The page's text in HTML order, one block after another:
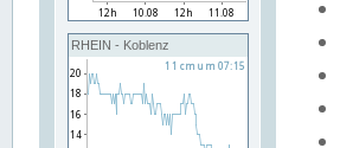
RHEIN - Koblenz